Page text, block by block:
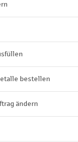
bestellen
ändern